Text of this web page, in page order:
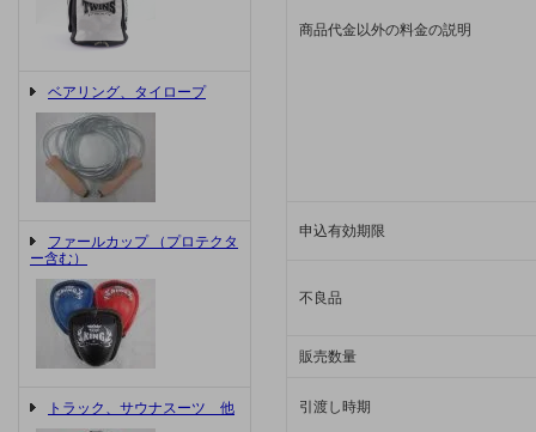
ベアリング、タイロープ
ファールカップ （プロテクタ
ー含む）
トラック、サウナスーツ 他
商品代金以外の料金の説明
申込有効期限
不良品
販売数量
引渡し時期